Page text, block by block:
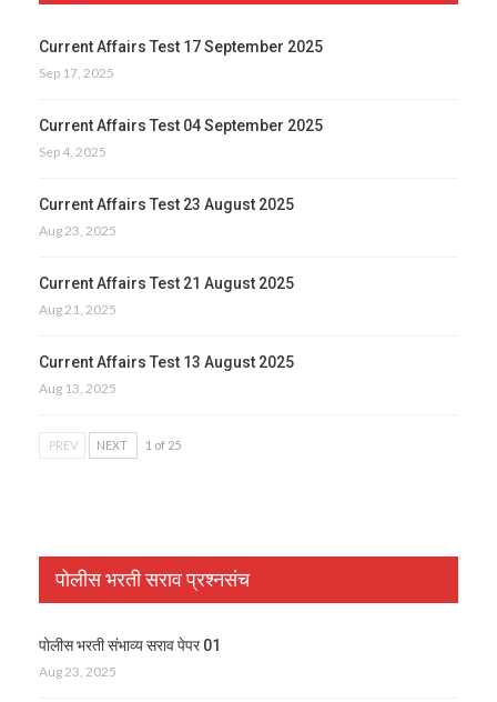
Current Affairs Test 17 September 2025
Sep 17, 2025
Current Affairs Test 04 September 2025
Sep 4, 2025
Current Affairs Test 23 August 2025
Aug 23, 2025
Current Affairs Test 21 August 2025
Aug 21, 2025
Current Affairs Test 13 August 2025
Aug 13, 2025
PREV NEXT 1 of 25
पोलीस भरती सराव प्रश्नसंच
पोलीस भरती संभाव्य सराव पेपर 01
Aug 23, 2025